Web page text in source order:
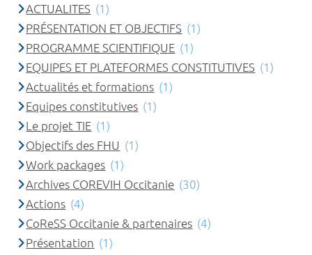
ACTUALITES (1)
PRÉSENTATION ET OBJECTIFS (1)
PROGRAMME SCIENTIFIQUE (1)
EQUIPES ET PLATEFORMES CONSTITUTIVES (1)
Actualités et formations (1)
Equipes constitutives (1)
Le projet TIE (1)
Objectifs des FHU (1)
Work packages (1)
Archives COREVIH Occitanie (30)
Actions (4)
CoReSS Occitanie & partenaires (4)
Présentation (1)